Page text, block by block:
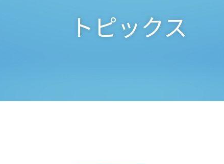
トピックス